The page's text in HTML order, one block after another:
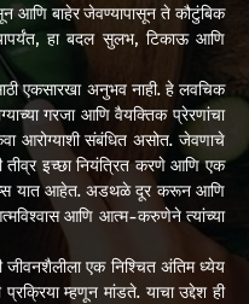
आणि बाहेर जेवण्यापासून ते कौटुंबिक
हा बदल सुलभ, टिकाऊ आणि
एकसारखा अनुभव नाही. हे लवचिक
गरजा आणि वैयक्तिक प्रेरणांचा
आरोग्याशी संबंधित असोत. जेवणाचे
तीव्र इच्छा नियंत्रित करणे आणि एक
यात आहेत. अडथळे दूर करून आणि
आणि आत्म-करुणेने त्यांच्या
जीवनशैलीला एक निश्चित अंतिम ध्येय
म्हणून मांडते. याचा उद्देश ही